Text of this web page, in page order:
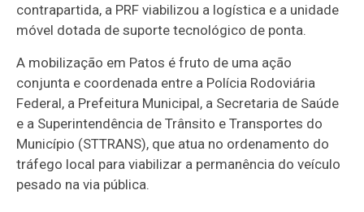
contrapartida, a PRF viabilizou a logística e a unidade
móvel dotada de suporte tecnológico de ponta.
A mobilização em Patos é fruto de uma ação
conjunta e coordenada entre a Polícia Rodoviária
Federal, a Prefeitura Municipal, a Secretaria de Saúde
e a Superintendência de Trânsito e Transportes do
Município (STTRANS), que atua no ordenamento do
tráfego local para viabilizar a permanência do veículo
pesado na via pública.